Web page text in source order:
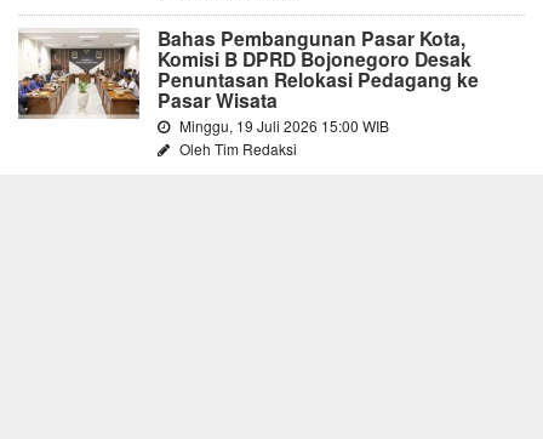
Bahas Pembangunan Pasar Kota,
Komisi B DPRD Bojonegoro Desak
Penuntasan Relokasi Pedagang ke
Pasar Wisata
Minggu, 19 Juli 2026 15:00 WIB
Oleh Tim Redaksi